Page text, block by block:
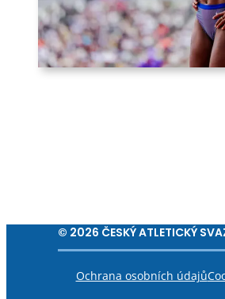
© 2026 ČESKÝ ATLETICKÝ
Ochrana osobních údajů